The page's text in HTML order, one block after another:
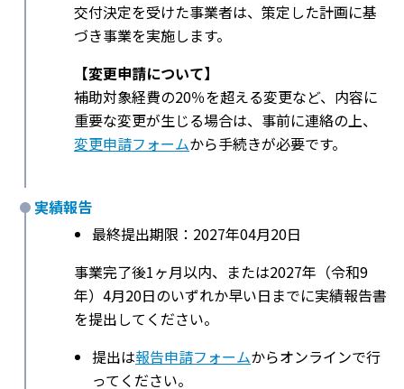
交付決定を受けた事業者は、策定した計画に基
づき事業を実施します。
【変更申請について】
補助対象経費の20％を超える変更など、内容に
重要な変更が生じる場合は、事前に連絡の上、
変更申請フォームから手続きが必要です。
実績報告
最終提出期限：2027年04月20日
事業完了後1ヶ月以内、または2027年（令和9
年）4月20日のいずれか早い日までに実績報告書
を提出してください。
提出は報告申請フォームからオンラインで行
ってください。